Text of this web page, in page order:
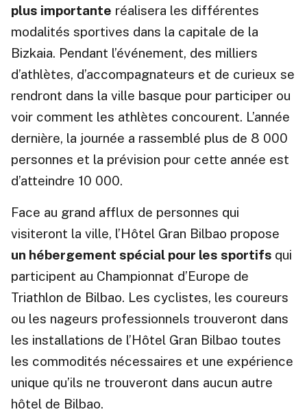
plus importante réalisera les différentes
modalités sportives dans la capitale de la
Bizkaia. Pendant l’événement, des milliers
d’athlètes, d’accompagnateurs et de curieux se
rendront dans la ville basque pour participer ou
voir comment les athlètes concourent. L’année
dernière, la journée a rassemblé plus de 8 000
personnes et la prévision pour cette année est
d’atteindre 10 000.
Face au grand afflux de personnes qui
visiteront la ville, l’Hôtel Gran Bilbao propose
un hébergement spécial pour les sportifs qui
participent au Championnat d’Europe de
Triathlon de Bilbao. Les cyclistes, les coureurs
ou les nageurs professionnels trouveront dans
les installations de l’Hôtel Gran Bilbao toutes
les commodités nécessaires et une expérience
unique qu’ils ne trouveront dans aucun autre
hôtel de Bilbao.